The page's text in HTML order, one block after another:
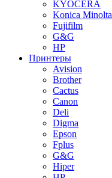
KYOCERA
Konica Minolta
Fujifilm
G&G
HP
Принтеры
Avision
Brother
Cactus
Canon
Deli
Digma
Epson
Fplus
G&G
Hiper